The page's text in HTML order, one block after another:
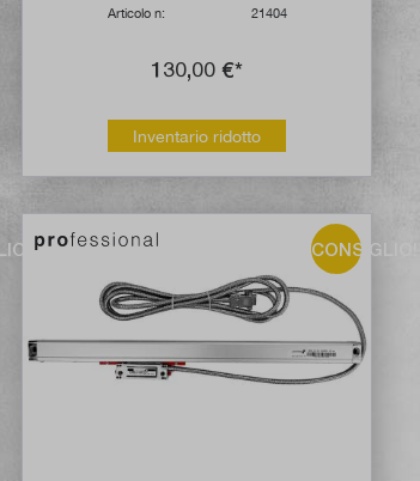
Articolo n: 21404
130,00 €*
Inventario ridotto
CONSIGLIO!